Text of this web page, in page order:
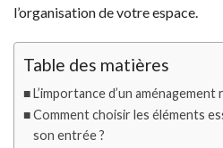
l’organisation de votre espace.
Table des matières
L’importance d’un aménagement
Comment choisir les éléments
son entrée ?